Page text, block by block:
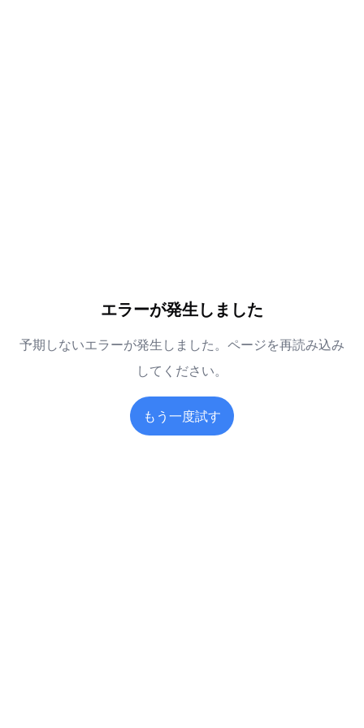
エラーが発生しました
予期しないエラーが発生しました。ページを再読み込み
してください。
もう一度試す